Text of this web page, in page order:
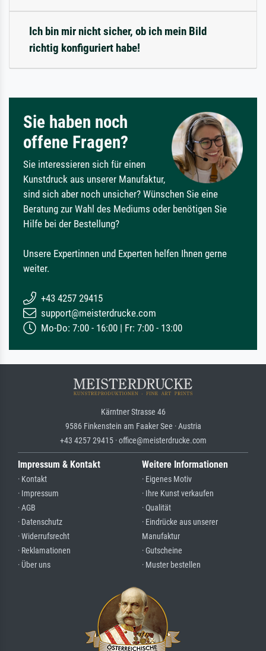
Ich bin mir nicht sicher, ob ich mein Bild
richtig konfiguriert habe!
Sie haben noch
offene Fragen?
Sie interessieren sich für einen
Kunstdruck aus unserer Manufaktur,
sind sich aber noch unsicher? Wünschen Sie eine
Beratung zur Wahl des Mediums oder benötigen Sie
Hilfe bei der Bestellung?
Unsere Expertinnen und Experten helfen Ihnen gerne
weiter.
+43 4257 29415
support@meisterdrucke.com
Mo-Do: 7:00 - 16:00 | Fr: 7:00 - 13:00
Kärntner Strasse 46
9586 Finkenstein am Faaker See · Austria
+43 4257 29415 · office@meisterdrucke.com
Impressum & Kontakt
· Kontakt
· Impressum
· AGB
· Datenschutz
· Widerrufsrecht
· Reklamationen
· Über uns
Weitere Informationen
· Eigenes Motiv
· Ihre Kunst verkaufen
· Qualität
· Eindrücke aus unserer
Manufaktur
· Gutscheine
· Muster bestellen